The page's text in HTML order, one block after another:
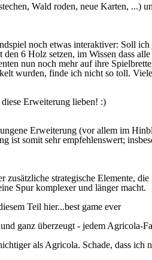
Wald roden, neue Karten, ...)
noch etwas interaktiver: Soll ich
6 Holz setzen, im Wissen dass
nun noch mehr auf ihre
wurden, finde ich nicht so toll.
Erweiterung lieben! :)
Erweiterung (vor allem im
somit sehr empfehlenswert;
strategische Elemente,
Spur komplexer und länger macht.
Teil hier...best game ever
ganz überzeugt - jedem Agricola-
als Agricola. Schade, dass ich